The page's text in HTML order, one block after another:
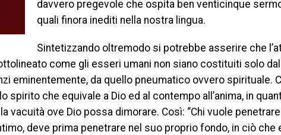
davvero pregevole che ospita ben venticinque
quali finora inediti nella nostra lingua.
Sintetizzando oltremodo si potrebbe asserire che
come gli esseri umani non siano costituiti solo
eminentemente, da quello pneumatico ovvero spirituale.
spirito che equivale a Dio ed al contempo all’anima, in
vacuità ove Dio possa dimorare. Così: “Chi vuole
deve prima penetrare nel suo proprio fondo, in ciò che